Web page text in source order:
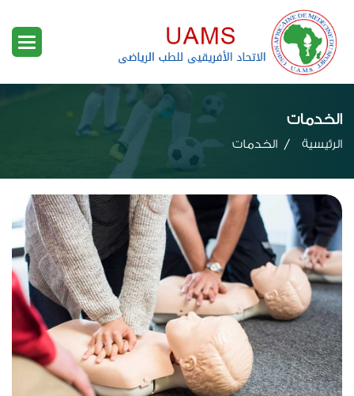
الخدمات
الرئيسية الخدمات